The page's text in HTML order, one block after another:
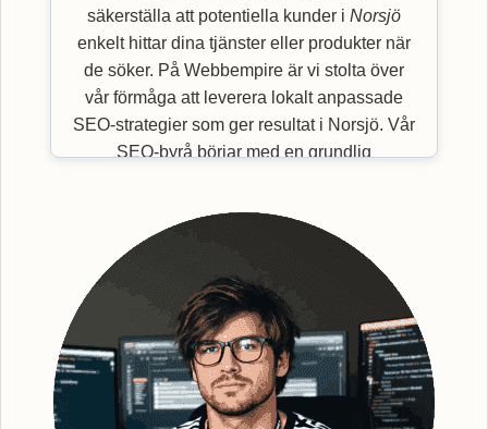
säkerställa att potentiella kunder i Norsjö
enkelt hittar dina tjänster eller produkter när
de söker. På Webbempire är vi stolta över
vår förmåga att leverera lokalt anpassade
SEO-strategier som ger resultat i Norsjö. Vår
SEO-byrå börjar med en grundlig
Genom en effektiv implementering av
organiska sökstrategier, säkerställer vi en
bättre synlighet för din webbplats. Efter
grundlig undersökning och identifiering av
strategiska sökord, optimerar vi din
webbplats - från kopiering till struktur och
metadata. Detta gör att vi kan förbättra din
webbplats ranking och därmed också den